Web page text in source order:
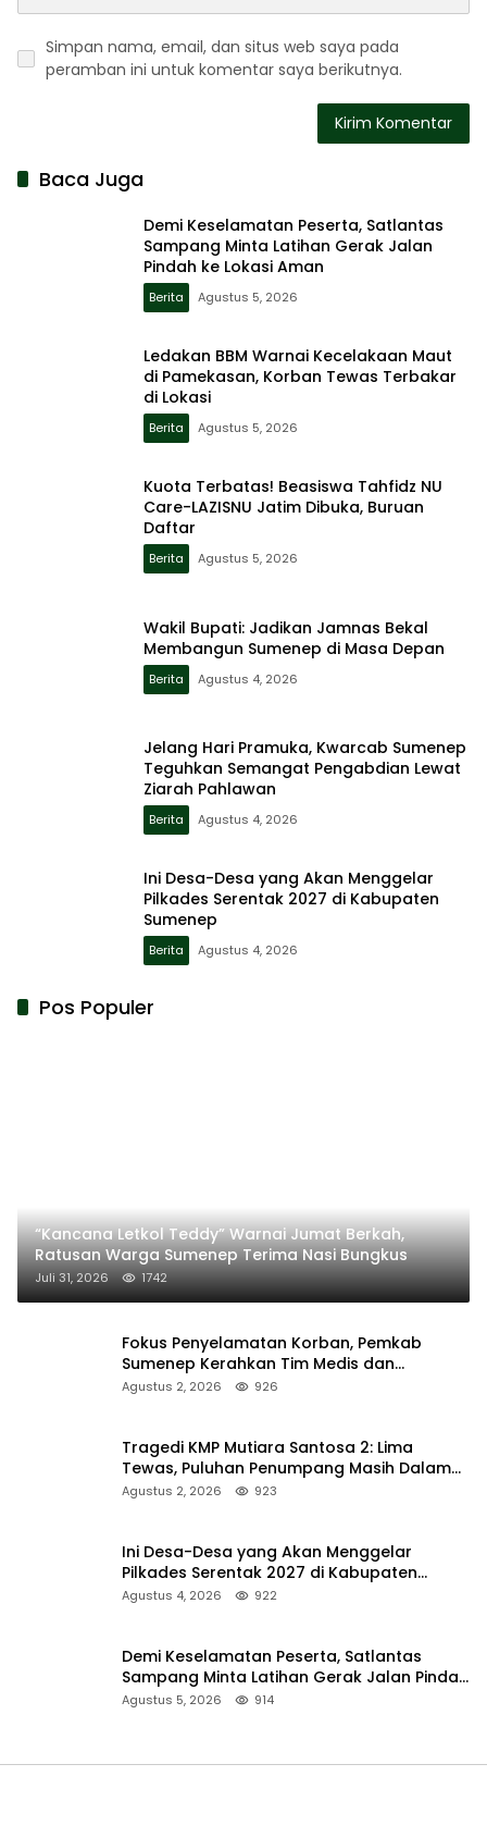
Simpan nama, email, dan situs web saya pada
peramban ini untuk komentar saya berikutnya.
Baca Juga
Demi Keselamatan Peserta, Satlantas
Sampang Minta Latihan Gerak Jalan
Pindah ke Lokasi Aman
Berita Agustus 5, 2026
Ledakan BBM Warnai Kecelakaan Maut
di Pamekasan, Korban Tewas Terbakar
di Lokasi
Berita Agustus 5, 2026
Kuota Terbatas! Beasiswa Tahfidz NU
Care-LAZISNU Jatim Dibuka, Buruan
Daftar
Berita Agustus 5, 2026
Wakil Bupati: Jadikan Jamnas Bekal
Membangun Sumenep di Masa Depan
Berita Agustus 4, 2026
Jelang Hari Pramuka, Kwarcab Sumenep
Teguhkan Semangat Pengabdian Lewat
Ziarah Pahlawan
Berita Agustus 4, 2026
Ini Desa-Desa yang Akan Menggelar
Pilkades Serentak 2027 di Kabupaten
Sumenep
Berita Agustus 4, 2026
Pos Populer
“Kancana Letkol Teddy” Warnai Jumat Berkah,
Ratusan Warga Sumenep Terima Nasi Bungkus
Juli 31, 2026 1742
Fokus Penyelamatan Korban, Pemkab
Sumenep Kerahkan Tim Medis dan
Ambulans ke Pelabuhan Kalianget
Agustus 2, 2026 926
Tragedi KMP Mutiara Santosa 2: Lima
Tewas, Puluhan Penumpang Masih Dalam
Pencarian
Agustus 2, 2026 923
Ini Desa-Desa yang Akan Menggelar
Pilkades Serentak 2027 di Kabupaten
Sumenep
Agustus 4, 2026 922
Demi Keselamatan Peserta, Satlantas
Sampang Minta Latihan Gerak Jalan Pindah
ke Lokasi Aman
Agustus 5, 2026 914